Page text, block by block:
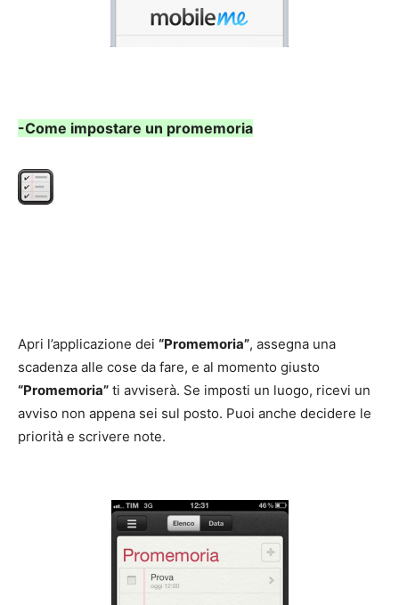
-Come impostare un promemoria
Apri l’applicazione dei “Promemoria”, assegna una
scadenza alle cose da fare, e al momento giusto
“Promemoria” ti avviserà. Se imposti un luogo, ricevi un
avviso non appena sei sul posto. Puoi anche decidere le
priorità e scrivere note.